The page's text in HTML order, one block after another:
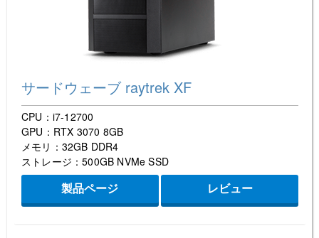
サードウェーブ raytrek XF
CPU：i7-12700
GPU：RTX 3070 8GB
メモリ：32GB DDR4
ストレージ：500GB NVMe SSD
製品ページ レビュー